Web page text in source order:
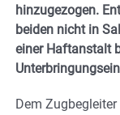
hinzugezogen.
beiden nicht in
einer Haftanstalt
Dem